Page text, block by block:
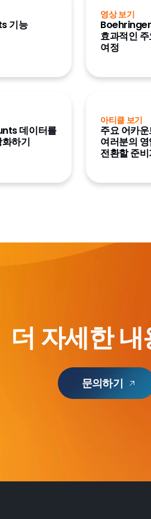
기능
영상 보기
효과적인
여정
데이터를
하기
아티클 보기
주요 어카
여러분의
전환할 준
더 자세한
문의하기